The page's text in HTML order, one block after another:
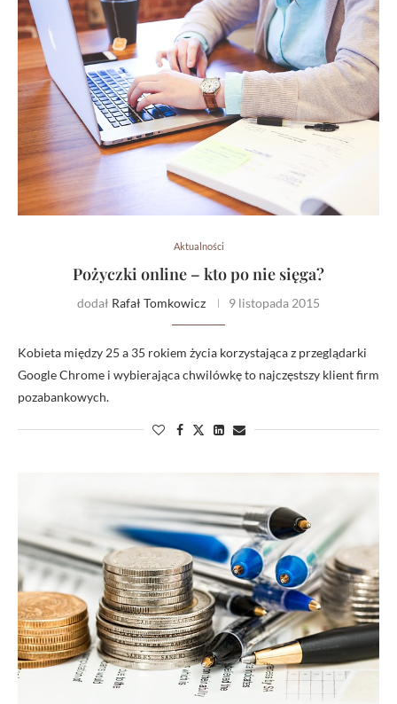
Aktualności
Pożyczki online – kto po nie sięga?
dodał Rafał Tomkowicz 9 listopada 2015
Kobieta między 25 a 35 rokiem życia korzystająca z przeglądarki
Google Chrome i wybierająca chwilówkę to najczęstszy klient firm
pozabankowych.